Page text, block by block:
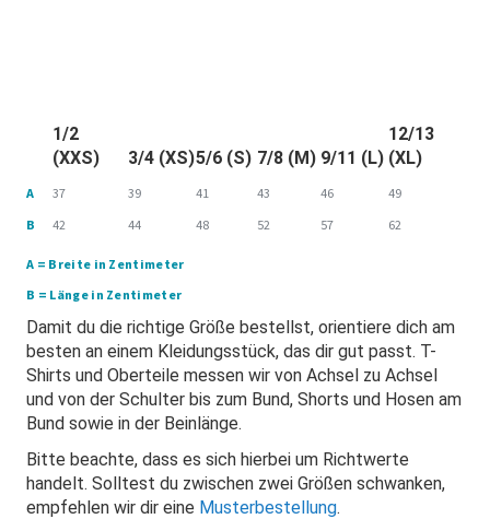
1/2
(XXS)
3/4 (XS)5/6 (S) 7/8 (M) 9/11 (L)
12/13
(XL)
A 37 39 41 43 46
49
B
42 44 48 52 57 62
A = Breite in Zentimeter
B = Länge in Zentimeter
Damit du die richtige Größe bestellst, orientiere dich am
besten an einem Kleidungsstück, das dir gut passt. T-
Shirts und Oberteile messen wir von Achsel zu Achsel
und von der Schulter bis zum Bund, Shorts und Hosen am
Bund sowie in der Beinlänge.
Bitte beachte, dass es sich hierbei um Richtwerte
handelt. Solltest du zwischen zwei Größen schwanken,
empfehlen wir dir eine Musterbestellung.